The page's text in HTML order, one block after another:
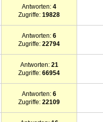
Antworten:4
Zugriffe:19828
Antworten:6
Zugriffe:22794
Antworten: 21
Zugriffe:66954
Antworten:6
Zugriffe:22109